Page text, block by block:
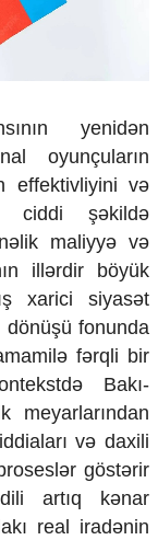
yenidən
oyunçuların
effektivliyini və
ciddi şəkildə
maliyyə və
illərdir böyük
xarici siyasət
dönüşü fonunda
fərqli bir
Bakı-
meyarlarından
və daxili
göstərir
artıq kənar
real iradənin